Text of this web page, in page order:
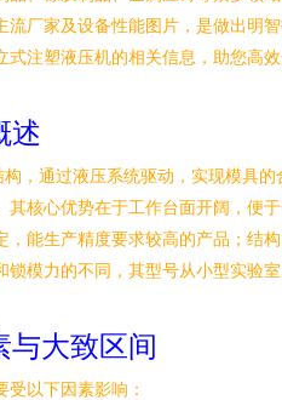
厂家及设备性能图片，是做出明
注塑液压机的相关信息，助您高
述
，通过液压系统驱动，实现模具的
核心优势在于工作台面开阔，便
能生产精度要求较高的产品；结
模力的不同，其型号从小型实验
与大致区间
以下因素影响：